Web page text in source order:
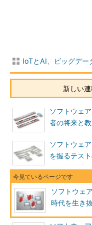
IoTとAI、ビッグデー
新しい
ソフトウェ
者の将来と
ソフトウェ
を握るテス
ソフトウェ
時代を生き